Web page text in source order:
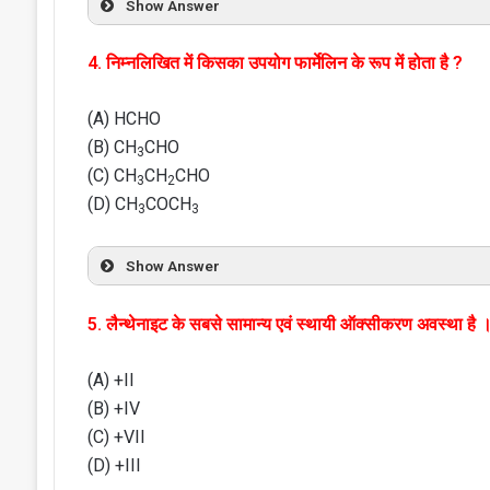
Show Answer
4. निम्नलिखित में किसका उपयोग फार्मेलिन के रूप में होता है ?
(A) HCHO
(B) CH3CHO
(C) CH3CH2CHO
(D) CH3COCH3
Show Answer
5. लैन्थेनाइट के सबसे सामान्य एवं स्थायी ऑक्सीकरण अवस्था है
(A) +II
(B) +IV
(C) +VII
(D) +III